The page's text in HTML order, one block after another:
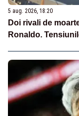
5 aug. 2026, 18:20
Doi rivali de
Ronaldo.